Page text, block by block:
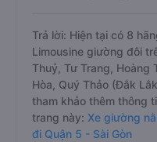
Trả lời: Hiện tại có 8
Limousine giường đôi
Thuỷ, Tư Trang, Hoàng
Hòa, Quý Thảo (Đắk
tham khảo thêm thông
trang này: Xe giường
đi Quận 5 - Sài Gòn